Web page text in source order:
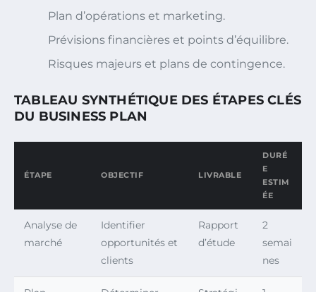
Plan d’opérations et marketing.
Prévisions financières et points d’équilibre.
Risques majeurs et plans de contingence.
TABLEAU SYNTHÉTIQUE DES ÉTAPES CLÉS
DU BUSINESS PLAN
ÉTAPE OBJECTIF LIVRABLE
DURÉ
E
ESTIM
ÉE
Analyse de
marché
Identifier
opportunités et
clients
Rapport
d’étude
2
semai
nes